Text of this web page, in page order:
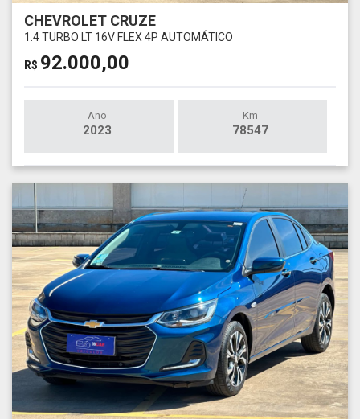
CHEVROLET CRUZE
1.4 TURBO LT 16V FLEX 4P AUTOMÁTICO
R$ 92.000,00
Ano
2023
Km
78547